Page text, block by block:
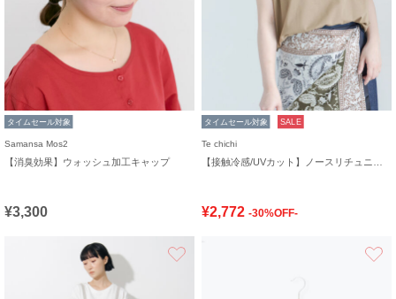
タイムセール対象
Samansa Mos2
【消臭効果】ウォッシュ加工キャップ
¥3,300
タイムセール対象 SALE
Te chichi
¥2,772 -30%OFF-